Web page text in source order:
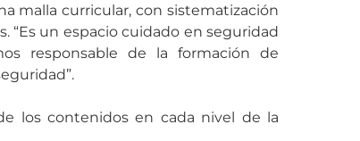
malla curricular, con sistematización
un espacio cuidado en seguridad
responsable de la formación de
los contenidos en cada nivel de la